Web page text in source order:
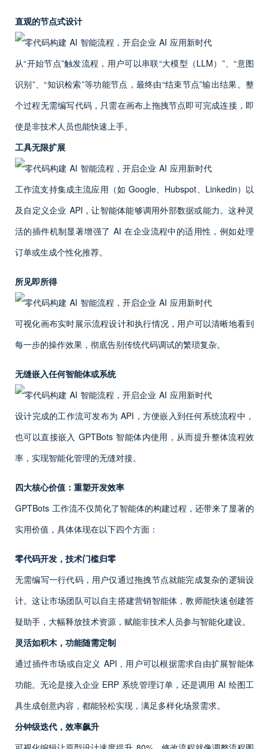
直观的节点式设计
从“开始节点”触发流程，用户可以串联“大模型（LLM）”、“意图
识别”、“知识检索”等功能节点，最终由“结束节点”输出结果。整
个过程无需编写代码，只需在画布上拖拽节点即可完成连接，即
使是非技术人员也能快速上手。
工具无限扩展
工作流支持集成主流应用（如 Google、Hubspot、Linkedin）以
及自定义企业 API，让智能体能够调用外部数据或能力。这种灵
活的插件机制显著增强了 AI 在企业流程中的适用性，例如处理
订单或生成个性化推荐。
所见即所得
可视化画布实时展示流程设计和执行情况，用户可以清晰地看到
每一步的操作效果，彻底告别传统代码调试的繁琐复杂。
无缝嵌入任何智能体或系统
设计完成的工作流可发布为 API，方便嵌入到任何系统流程中，
也可以直接嵌入 GPTBots 智能体内使用，从而提升整体流程效
率，实现智能化管理的无缝对接。
四大核心价值：重塑开发效率
GPTBots 工作流不仅简化了智能体的构建过程，还带来了显著的
实用价值，具体体现在以下四个方面：
零代码开发，技术门槛归零
无需编写一行代码，用户仅通过拖拽节点就能完成复杂的逻辑设
计。这让市场团队可以自主搭建营销智能体，教师能快速创建答
疑助手，大幅释放技术资源，赋能非技术人员参与智能化建设。
灵活如积木，功能随需定制
通过插件市场或自定义 API，用户可以根据需求自由扩展智能体
功能。无论是接入企业 ERP 系统管理订单，还是调用 AI 绘图工
具生成创意内容，都能轻松实现，满足多样化场景需求。
分钟级迭代，效率飙升